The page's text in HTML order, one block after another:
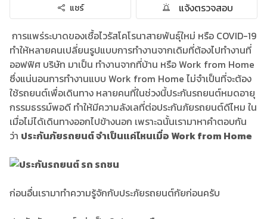
แชร์
แจ้งตรวจสอบ
การแพร่ระบาดของเชื้อไวรัสโคโรนาสายพันธุ์ใหม่ หรือ COVID-19
ทำให้หลายคนเปลี่ยนรูปแบบการทำงานจากเดิมที่ต้องไปทำงานที่
ออฟฟิศ บริษัท มาเป็น ทำงานจากที่บ้าน หรือ Work from Home
ซึ่งแน่นอนการทำงานแบบ Work from Home ไม่จำเป็นที่จะต้อง
ใช้รถยนต์เพื่อเดินทาง หลายคนที่ในช่วงนี้ประกันรถยนต์หมดอายุ
กรรมธรรม์พอดี ทำให้มีความลังเลที่ต่อประกันภัยรถยนต์ดีไหม ใน
เมื่อไม่ได้เดินทางออกไปข้างนอก เพราะฉนั้นเรามาหาคำตอบกัน
ว่า ประกันภัยรถยนต์ จำเป็นแค่ไหนเมื่อ Work from Home
ก่อนอื่นเรามาทำความรู้จักกับประภัยรถยนต์กัยก่อนครับ